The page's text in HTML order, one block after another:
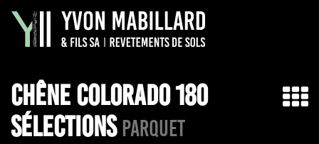
CHÊNE COLORADO 180
SÉLECTIONS PARQUET